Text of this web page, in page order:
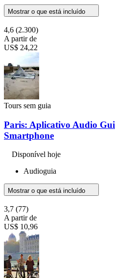
Mostrar o que está incluído
4,6 (2.300)
A partir de
US$ 24,22
Tours sem guia
Paris: Aplicativo Audio
Smartphone
Disponível hoje
Audioguia
Mostrar o que está incluído
3,7 (77)
A partir de
US$ 10,96